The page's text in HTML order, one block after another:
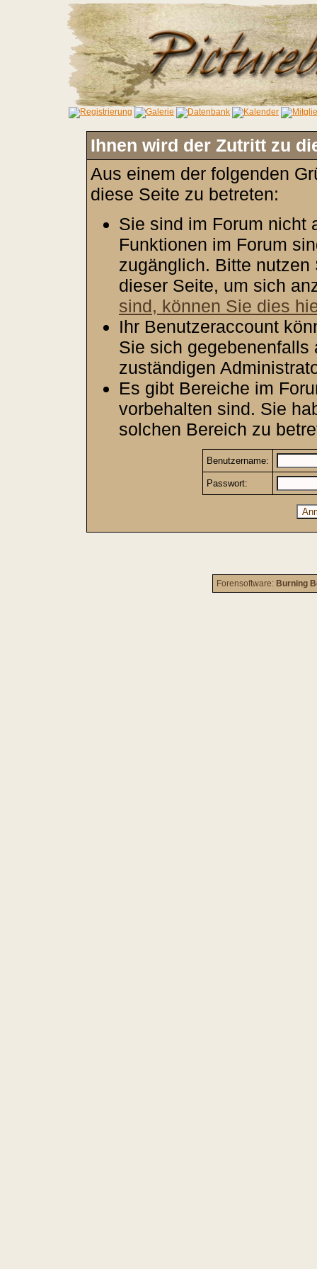
Ihnen wird der Zutritt zu
Aus einem der folgenden
diese Seite zu betreten:
Sie sind im Forum nicht
Funktionen im Forum
zugänglich. Bitte
dieser Seite, um sich
sind, können Sie dies
Ihr Benutzeraccount
Sie sich gegebenenfalls
zuständigen
Es gibt Bereiche im
vorbehalten sind. Sie
solchen Bereich zu
Benutzername:
Passwort:
Forensoftware: Burning